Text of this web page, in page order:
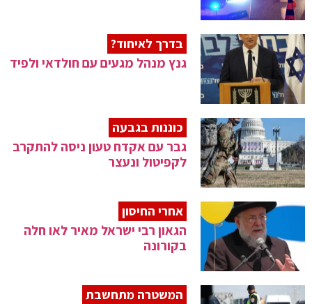
בדרך לאיחוד?
גנץ מנהל מגעים עם חולדאי ולפיד
כוננות בגבעה
גבר עם אקדח טעון ניסה להתקרב
לקפיטול ונעצר
אחרי החיסון
הגאון רבי ישראל מאיר לאו חלה
בקורונה
המשטרה מתחשבת